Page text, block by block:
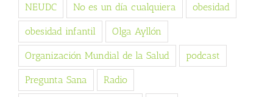
NEUDC No es un día cualquiera obesidad
obesidad infantil Olga Ayllón
Organización Mundial de la Salud podcast
Pregunta Sana Radio